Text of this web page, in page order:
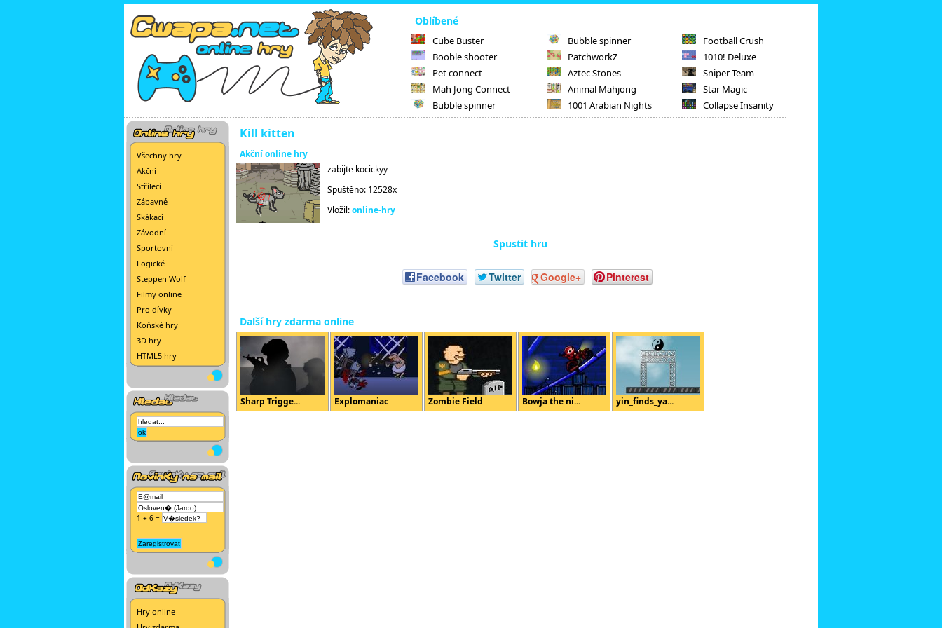
Oblíbené
Cube Buster
Booble shooter
Pet connect
Mah Jong Connect
Bubble spinner
Bubble spinner
PatchworkZ
Aztec Stones
Animal Mahjong
1001 Arabian Nights
Football Crush
1010! Deluxe
Sniper Team
Star Magic
Collapse Insanity
Všechny hry
Akční
Střílecí
Zábavné
Skákací
Závodní
Sportovní
Logické
Steppen Wolf
Filmy online
Pro dívky
Koňské hry
3D hry
HTML5 hry
1 + 6 =
Hry online
Kill kitten
Akční online hry
zabijte kocickyy
Spuštěno: 12528x
Vložil:online-hry
Spustit hru
Facebook Twitter Google+ Pinterest
Další hry zdarma online
Sharp Trigge... Explomaniac Zombie Field Bowja the ni... yin_finds_ya...